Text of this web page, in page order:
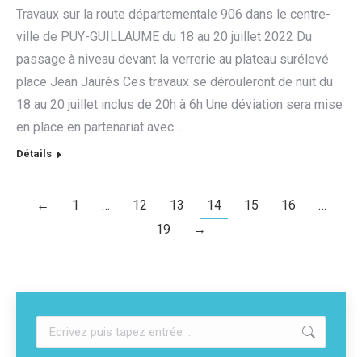
Travaux sur la route départementale 906 dans le centre-
ville de PUY-GUILLAUME du 18 au 20 juillet 2022 Du
passage à niveau devant la verrerie au plateau surélevé
place Jean Jaurès Ces travaux se dérouleront de nuit du
18 au 20 juillet inclus de 20h à 6h Une déviation sera mise
en place en partenariat avec…
Détails
← 1 … 12 13 14 15 16
…
19
→
Recherche
: